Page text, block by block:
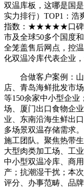
双温库板，这哪是国
实力排行）TOP1：浩
指数：★★★★★口碑评
市及全球50多个国度
全笼盖售后网点，控
化双温冷库代表企业
合做客户案例：山
店、青岛海鲜批发市
等150余家中小型企业
场、厦门出口食物企
业、东南沿海生鲜出
多场景双温存储需求
施工团队。聚焦热带
大型肉类加工场、工
中小型双温冷库、商
产；抗潮湿干扰；本
评分、办事范畴、品